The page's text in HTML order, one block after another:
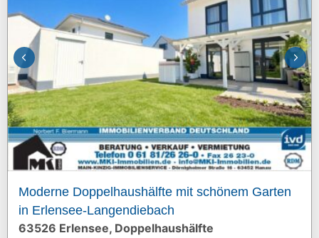
Moderne Doppelhaushälfte mit schönem Garten
in Erlensee-Langendiebach
63526 Erlensee, Doppelhaushälfte